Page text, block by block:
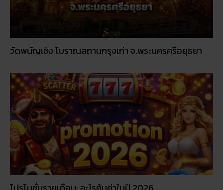
โปรโมชั่นรายเดือน: อะไรคุ้มค่าในปี 2026
© 2026RUAY|slot game